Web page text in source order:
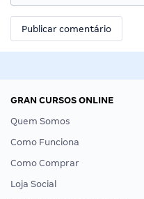
GRAN CURSOS ONLINE
Quem Somos
Como Funciona
Como Comprar
Loja Social